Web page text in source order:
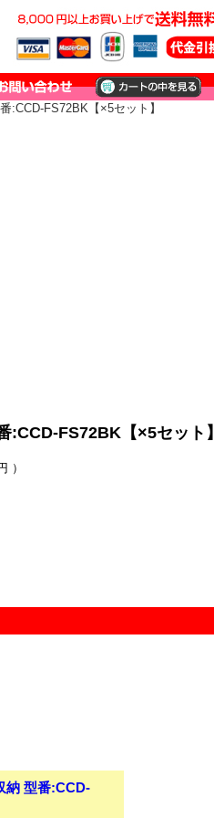
:CCD-FS72BK【×5セット】
:CCD-FS72BK【×5セット】
）
納 型番:CCD-